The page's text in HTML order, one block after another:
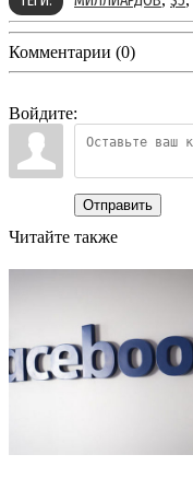
Комментарии (0)
Войдите:
Отправить
Читайте также